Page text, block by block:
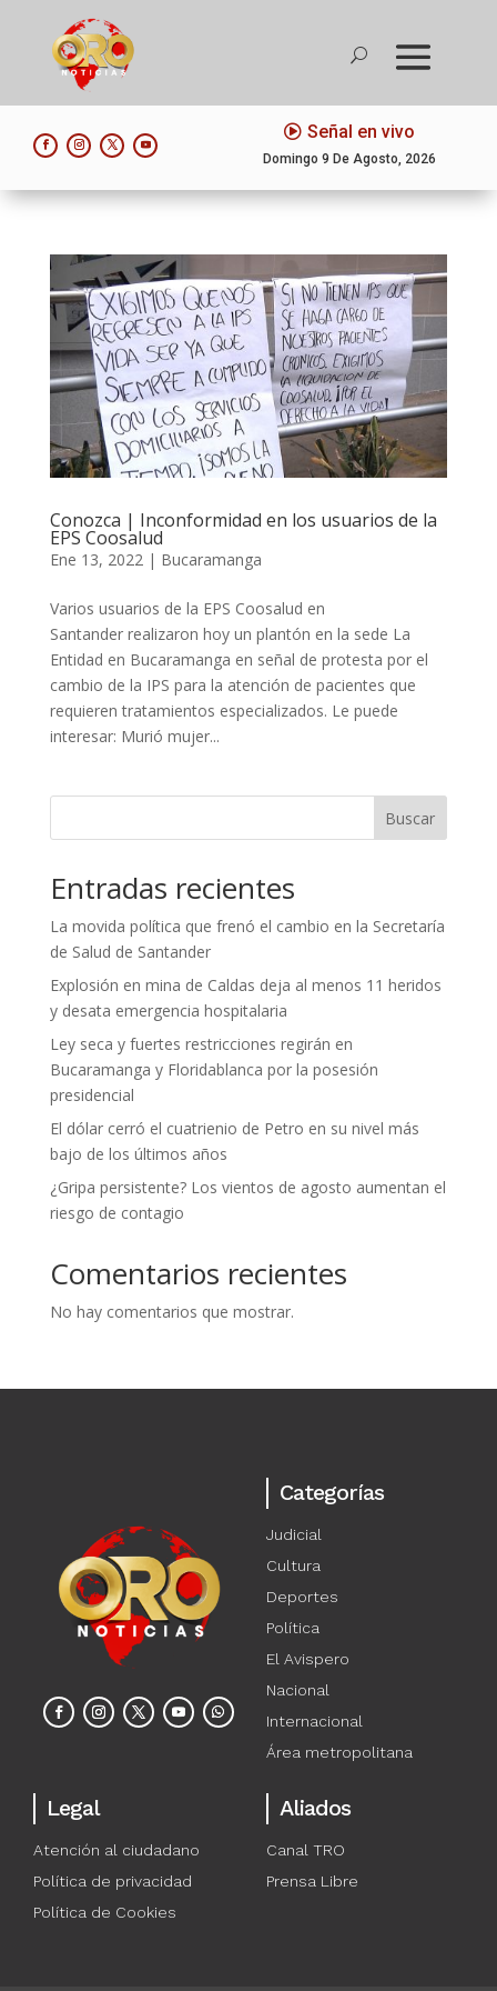
Señal en vivo
Domingo 9 De Agosto, 2026
Conozca | Inconformidad en los usuarios de la
EPS Coosalud
Ene 13, 2022| Bucaramanga
Varios usuarios de la EPS Coosalud en
Santander realizaron hoy un plantón en la sede La
Entidad en Bucaramanga en señal de protesta por el
cambio de la IPS para la atención de pacientes que
requieren tratamientos especializados. Le puede
interesar: Murió mujer...
Buscar
Entradas recientes
La movida política que frenó el cambio en la Secretaría
de Salud de Santander
Explosión en mina de Caldas deja al menos 11 heridos
y desata emergencia hospitalaria
Ley seca y fuertes restricciones regirán en
Bucaramanga y Floridablanca por la posesión
presidencial
El dólar cerró el cuatrienio de Petro en su nivel más
bajo de los últimos años
¿Gripa persistente? Los vientos de agosto aumentan el
riesgo de contagio
Comentarios recientes
No hay comentarios que mostrar.
Categorías
Judicial
Cultura
Deportes
Política
El Avispero
Nacional
Internacional
Área metropolitana
Legal
Atención al ciudadano
Política de privacidad
Política de Cookies
Aliados
Canal TRO
Prensa Libre